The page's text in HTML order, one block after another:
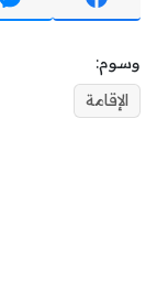
وسوم:
الإقامة